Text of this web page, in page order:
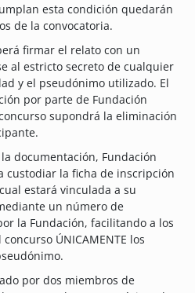
esta condición quedarán
de la convocatoria.
firmar el relato con un
al estricto secreto de cualquier
y el pseudónimo utilizado. El
por parte de Fundación
supondrá la eliminación
documentación, Fundación
custodiar la ficha de inscripción
estará vinculada a su
un número de
la Fundación, facilitando a los
ÚNICAMENTE los
por dos miembros de